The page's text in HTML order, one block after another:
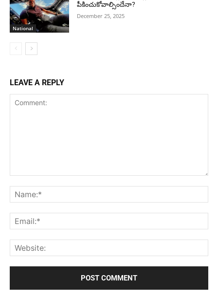
National
పీకించుకోవాల్సిందేనా?
December 25, 2025
LEAVE A REPLY